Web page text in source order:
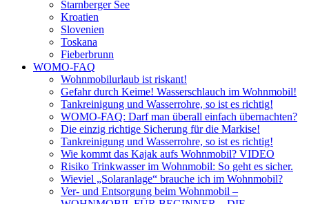
Starnberger See
Kroatien
Slovenien
Toskana
Fieberbrunn
WOMO-FAQ
Wohnmobilurlaub ist riskant!
Gefahr durch Keime! Wasserschlauch im Wohnmobil!
Tankreinigung und Wasserrohre, so ist es richtig!
WOMO-FAQ: Darf man überall einfach übernachten?
Die einzig richtige Sicherung für die Markise!
Tankreinigung und Wasserrohre, so ist es richtig!
Wie kommt das Kajak aufs Wohnmobil? VIDEO
Risiko Trinkwasser im Wohnmobil: So geht es sicher.
Wieviel „Solaranlage“ brauche ich im Wohnmobil?
Ver- und Entsorgung beim Wohnmobil –